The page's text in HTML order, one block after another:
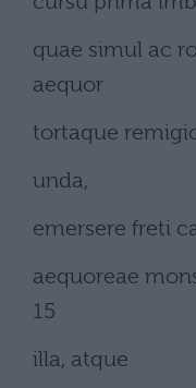
quae simul ac
aequor
tortaque
unda,
emersere freti
aequoreae
15
illa, atque